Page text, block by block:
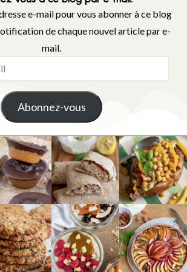
e-mail pour vous abonner à ce blog
de chaque nouvel article par e-
mail.
Abonnez-vous